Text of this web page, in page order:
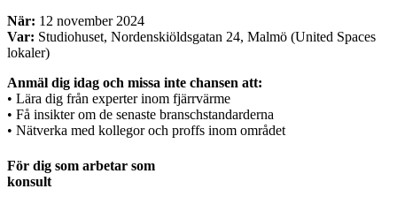
När: 12 november 2024
Var: Studiohuset, Nordenskiöldsgatan 24, Malmö (United Spaces
lokaler)
Anmäl dig idag och missa inte chansen att:
• Lära dig från experter inom fjärrvärme
• Få insikter om de senaste branschstandarderna
• Nätverka med kollegor och proffs inom området
För dig som arbetar som
konsult